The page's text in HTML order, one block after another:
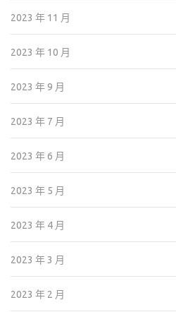
2023 年 11 月
2023 年 10 月
2023 年 9 月
2023 年 7 月
2023 年 6 月
2023 年 5 月
2023 年 4 月
2023 年 3 月
2023 年 2 月